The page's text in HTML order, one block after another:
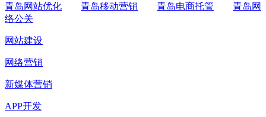
青岛网站优化
青岛移动营销 青岛电商托管
青岛网
络公关
网站建设
网络营销
新媒体营销
APP开发